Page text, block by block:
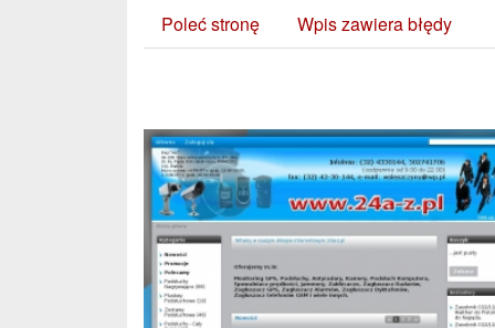
Poleć stronę Wpis zawiera błędy